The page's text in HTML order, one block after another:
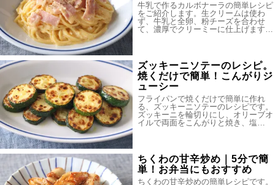
牛乳で作るカルボナーラの簡単レシピ
をご紹介します。生クリームは使わ
ず、牛乳と全卵、粉チーズを合わせ
て、濃厚でクリーミーに仕上げます…
ズッキーニソテーのレシピ。
焼くだけで簡単！こんがりジ
ューシー
フライパンで焼くだけで簡単に作れ
る、ズッキーニソテーのレシピです。
ズッキーニを輪切りにし、オリーブオ
イルで両面をこんがりと焼き、塩…
ちくわの甘辛炒め｜5分で簡
単！お弁当にもおすすめ
ちくわの甘辛炒めの簡単レシピです。